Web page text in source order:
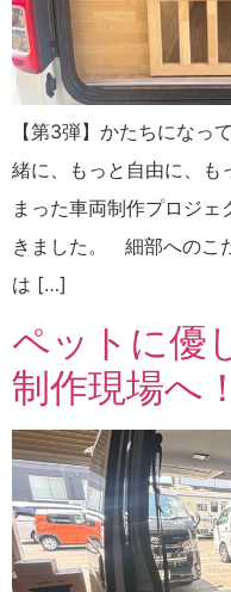
【第3弾】かたちになっ
緒に、もっと自由に、も
まった車両制作プロジェ
きました。 細部へのこ
は […]
ペットに優
制作現場へ！